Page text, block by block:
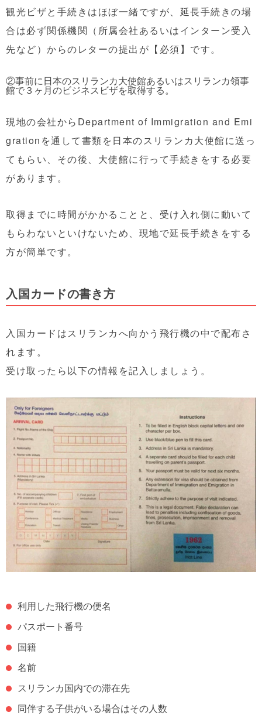
観光ビザと手続きはほぼ一緒ですが、延長手続きの場
合は必ず関係機関（所属会社あるいはインターン受入
先など）からのレターの提出が【必須】です。
②事前に日本のスリランカ大使館あるいはスリランカ領事
館で３ヶ月のビジネスビザを取得する。
現地の会社からDepartment of Immigration and Emi
grationを通して書類を日本のスリランカ大使館に送っ
てもらい、その後、大使館に行って手続きをする必要
があります。
取得までに時間がかかることと、受け入れ側に動いて
もらわないといけないため、現地で延長手続きをする
方が簡単です。
入国カードの書き方
入国カードはスリランカへ向かう飛行機の中で配布さ
れます。
受け取ったら以下の情報を記入しましょう。
利用した飛行機の便名
パスポート番号
国籍
名前
スリランカ国内での滞在先
同伴する子供がいる場合はその人数